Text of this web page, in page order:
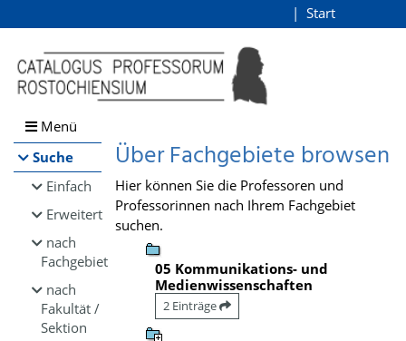
Browsen
direkt zum Inhalt
Start
Menü
Suche
Einfach
Erweitert
nach
Fachgebiet
nach
Fakultät /
Sektion
Über Fachgebiete browsen
Hier können Sie die Professoren und
Professorinnen nach Ihrem Fachgebiet
suchen.
05 Kommunikations- und
Medienwissenschaften
2 Einträge